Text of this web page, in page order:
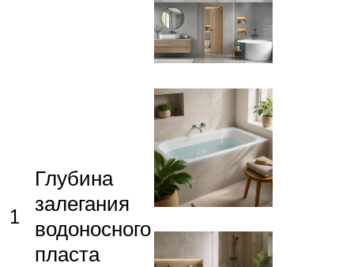
1
Глубина
залегания
водоносного
пласта